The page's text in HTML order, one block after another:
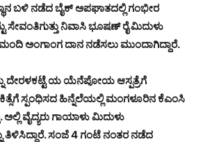
ಬಳಿ ನಡೆದ ಬೈಕ್ ಅಪಘಾತದಲ್ಲಿ ಗಂಭೀರ
ಸೇವಂತಿಗುತ್ತು ನಿವಾಸಿ ಭೂಷಣ್ ರೈ ಮಿದುಳು
ಅಂಗಾಂಗ ದಾನ ನಡೆಸಲು ಮುಂದಾಗಿದ್ದಾರೆ.
ದೇರಳಕಟ್ಟೆ ಯ ಯೆನೆಪೋಯ ಆಸ್ಪತ್ರೆಗೆ
ಸ್ಪಂಧಿಸದ ಹಿನ್ನೆಲೆಯಲ್ಲಿ ಮಂಗಳೂರಿನ ಕೆಎಂಸಿ
ಅಲ್ಲಿ ವೈದ್ಯರು ಗಾಯಾಳು ಮಿದುಳು
ತಿಳಿಸಿದ್ದಾರೆ. ಸಂಜೆ 4 ಗಂಟೆ ನಂತರ ನಡೆದ